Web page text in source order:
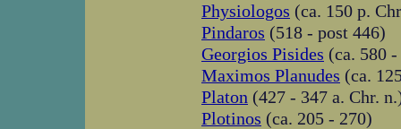
Physiologos (ca. 150 p.
Pindaros (518 - post 446)
Georgios Pisides (ca. 580
Maximos Planudes (ca.
Platon (427 - 347 a. Chr.
Plotinos (ca. 205 - 270)